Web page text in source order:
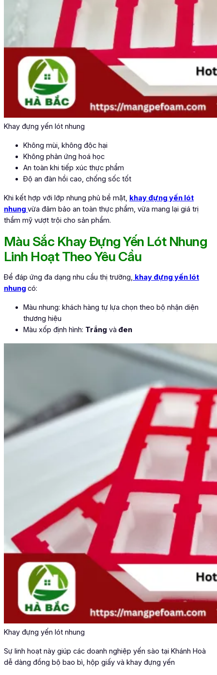
Khay đựng yến lót nhung
Không mùi, không độc hại
Không phản ứng hoá học
An toàn khi tiếp xúc thực phẩm
Độ an đàn hồi cao, chống sốc tốt
Khi kết hợp với lớp nhung phủ bề mặt, khay đựng yến lót
nhung vừa đảm bảo an toàn thực phẩm, vừa mang lại giá trị
thẩm mỹ vượt trội cho sản phẩm.
Màu Sắc Khay Đựng Yến Lót Nhung
Linh Hoạt Theo Yêu Cầu
Để đáp ứng đa dạng nhu cầu thị trường, khay đựng yến lót
nhung có:
Màu nhung: khách hàng tự lựa chọn theo bộ nhận diện
thương hiệu
Màu xốp định hình: Trắng và đen
Khay đựng yến lót nhung
Sự linh hoạt này giúp các doanh nghiệp yến sào tại Khánh Hoà
dễ dàng đồng bộ bao bì, hộp giấy và khay đựng yến